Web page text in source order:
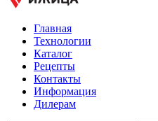
Главная
Технологии
Каталог
Рецепты
Контакты
Информация
Дилерам